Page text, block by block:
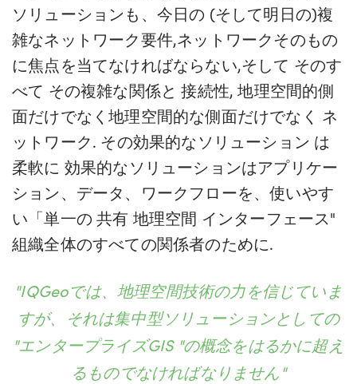
ソリューションも、今日の (そして明日の)複
雑なネットワーク要件,ネットワークそのもの
に焦点を当てなければならない,そして そのす
べて その複雑な関係と接続性, 地理空間的側
面だけでなく地理空間的な側面だけでなく ネ
ットワーク. その効果的なソリューション は
柔軟に 効果的なソリューションはアプリケー
ション、データ、ワークフローを、使いやす
い「単一の共有 地理空間 インターフェース"
組織全体のすべての関係者のために.
"IQGeoでは、地理空間技術の力を信じていま
すが、それは集中型ソリューションとしての
"エンタープライズGIS "の概念をはるかに超え
るものでなければなりません"